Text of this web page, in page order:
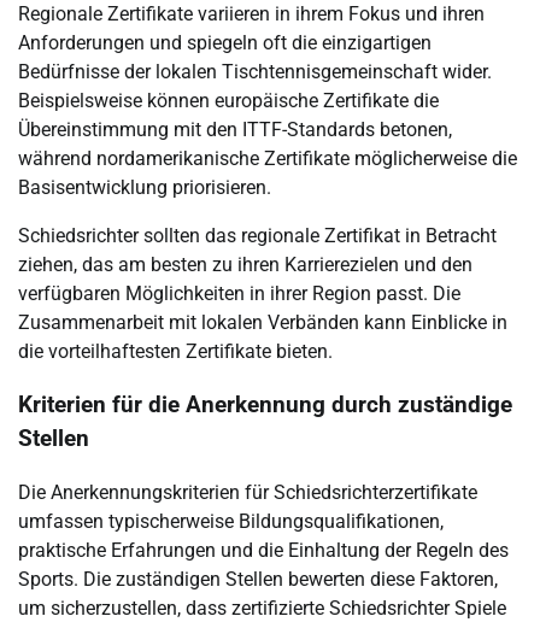
Regionale Zertifikate variieren in ihrem Fokus und ihren
Anforderungen und spiegeln oft die einzigartigen
Bedürfnisse der lokalen Tischtennisgemeinschaft wider.
Beispielsweise können europäische Zertifikate die
Übereinstimmung mit den ITTF-Standards betonen,
während nordamerikanische Zertifikate möglicherweise die
Basisentwicklung priorisieren.
Schiedsrichter sollten das regionale Zertifikat in Betracht
ziehen, das am besten zu ihren Karrierezielen und den
verfügbaren Möglichkeiten in ihrer Region passt. Die
Zusammenarbeit mit lokalen Verbänden kann Einblicke in
die vorteilhaftesten Zertifikate bieten.
Kriterien für die Anerkennung durch zuständige
Stellen
Die Anerkennungskriterien für Schiedsrichterzertifikate
umfassen typischerweise Bildungsqualifikationen,
praktische Erfahrungen und die Einhaltung der Regeln des
Sports. Die zuständigen Stellen bewerten diese Faktoren,
um sicherzustellen, dass zertifizierte Schiedsrichter Spiele